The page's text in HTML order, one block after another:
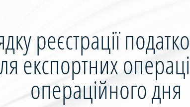
реєстрації
експортних
операційного дня